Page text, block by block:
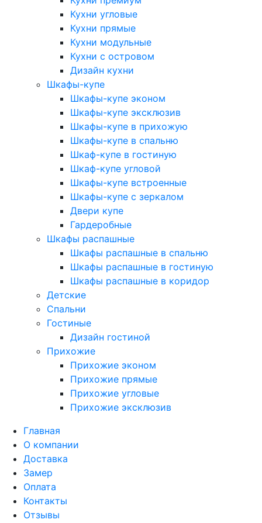
Кухни угловые
Кухни прямые
Кухни модульные
Кухни с островом
Дизайн кухни
Шкафы-купе
Шкафы-купе эконом
Шкафы-купе эксклюзив
Шкафы-купе в прихожую
Шкафы-купе в спальню
Шкаф-купе в гостиную
Шкаф-купе угловой
Шкафы-купе встроенные
Шкафы-купе с зеркалом
Двери купе
Гардеробные
Шкафы распашные
Шкафы распашные в спальню
Шкафы распашные в гостиную
Шкафы распашные в коридор
Детские
Спальни
Гостиные
Дизайн гостиной
Прихожие
Прихожие эконом
Прихожие прямые
Прихожие угловые
Прихожие эксклюзив
Главная
О компании
Доставка
Замер
Оплата
Контакты
Отзывы